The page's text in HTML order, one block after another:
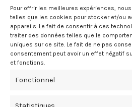
Pour offrir les meilleures expériences,
telles que les cookies pour stocker et/ou
appareils. Le fait de consentir à ces
traiter des données telles que le
uniques sur ce site. Le fait de ne pas
consentement peut avoir un effet négatif
et fonctions.
Fonctionnel
Actualités du BTP
Annuaire
Besoin d’un professionnel ?
Mentions légales